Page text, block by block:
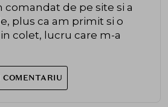
comandat de pe site si a
plus ca am primit si o
colet, lucru care m-a